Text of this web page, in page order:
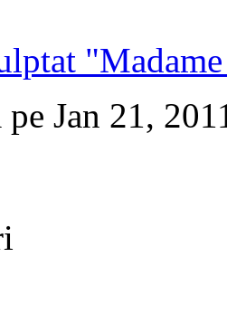
pe Jan 21,